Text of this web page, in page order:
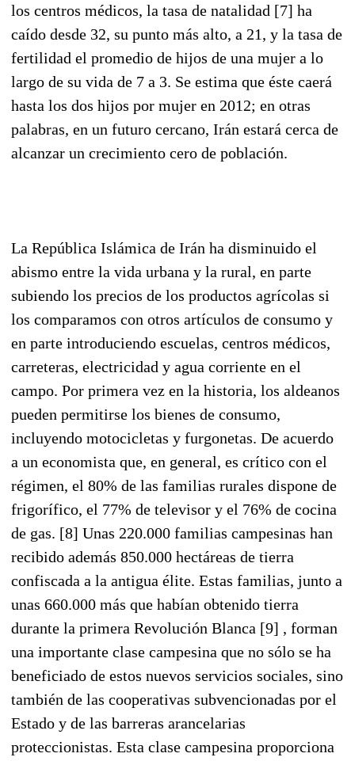
los centros médicos, la tasa de natalidad [7] ha
caído desde 32, su punto más alto, a 21, y la tasa de
fertilidad el promedio de hijos de una mujer a lo
largo de su vida de 7 a 3. Se estima que éste caerá
hasta los dos hijos por mujer en 2012; en otras
palabras, en un futuro cercano, Irán estará cerca de
alcanzar un crecimiento cero de población.
La República Islámica de Irán ha disminuido el
abismo entre la vida urbana y la rural, en parte
subiendo los precios de los productos agrícolas si
los comparamos con otros artículos de consumo y
en parte introduciendo escuelas, centros médicos,
carreteras, electricidad y agua corriente en el
campo. Por primera vez en la historia, los aldeanos
pueden permitirse los bienes de consumo,
incluyendo motocicletas y furgonetas. De acuerdo
a un economista que, en general, es crítico con el
régimen, el 80% de las familias rurales dispone de
frigorífico, el 77% de televisor y el 76% de cocina
de gas. [8] Unas 220.000 familias campesinas han
recibido además 850.000 hectáreas de tierra
confiscada a la antigua élite. Estas familias, junto a
unas 660.000 más que habían obtenido tierra
durante la primera Revolución Blanca [9] , forman
una importante clase campesina que no sólo se ha
beneficiado de estos nuevos servicios sociales, sino
también de las cooperativas subvencionadas por el
Estado y de las barreras arancelarias
proteccionistas. Esta clase campesina proporciona